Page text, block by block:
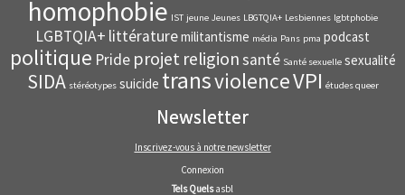
homophobie IST jeune Jeunes LBGTQIA+ Lesbiennes lgbtphobie
LGBTQIA+ littératuremilitantisme média Pans pma podcast
politique Pride projet religionsanté Santé sexuelle sexualité
SIDA stéréotypes suicide transviolenceVPI études queer
Newsletter
Inscrivez-vous à notre newsletter
Connexion
Tels Quelsasbl